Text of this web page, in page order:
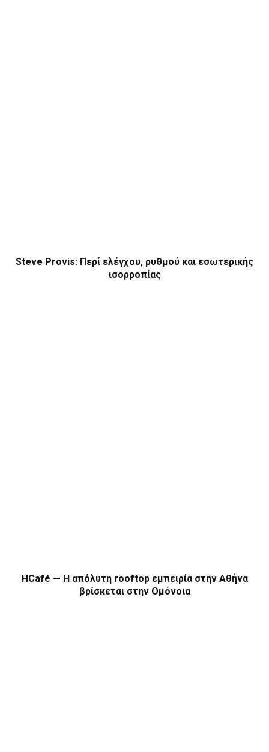
Steve Provis: Περί ελέγχου, ρυθμού και εσωτερικής
ισορροπίας
HCafé — Η απόλυτη rooftop εμπειρία στην Αθήνα
βρίσκεται στην Ομόνοια